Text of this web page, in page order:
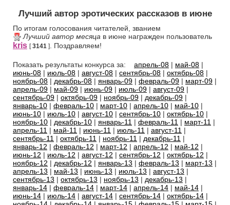
Лучший автор эротических рассказов в июне
По итогам голосования читателей, званием
Лучший автор месяца в июне награжден пользователь
kris [3141 ]. Поздравляем!
Показать результаты конкурса за: апрель-08 | май-08 |
июнь-08 | июль-08 | август-08 | сентябрь-08 | октябрь-08 |
ноябрь-08 | декабрь-08 | январь-09 | февраль-09 | март-09 |
апрель-09 | май-09 | июнь-09 | июль-09 | август-09 |
сентябрь-09 | октябрь-09 | ноябрь-09 | декабрь-09 |
январь-10 | февраль-10 | март-10 | апрель-10 | май-10 |
июнь-10 | июль-10 | август-10 | сентябрь-10 | октябрь-10 |
ноябрь-10 | декабрь-10 | январь-11 | февраль-11 | март-11 |
апрель-11 | май-11 | июнь-11 | июль-11 | август-11 |
сентябрь-11 | октябрь-11 | ноябрь-11 | декабрь-11 |
январь-12 | февраль-12 | март-12 | апрель-12 | май-12 |
июнь-12 | июль-12 | август-12 | сентябрь-12 | октябрь-12 |
ноябрь-12 | декабрь-12 | январь-13 | февраль-13 | март-13 |
апрель-13 | май-13 | июнь-13 | июль-13 | август-13 |
сентябрь-13 | октябрь-13 | ноябрь-13 | декабрь-13 |
январь-14 | февраль-14 | март-14 | апрель-14 | май-14 |
июнь-14 | июль-14 | август-14 | сентябрь-14 | октябрь-14 |